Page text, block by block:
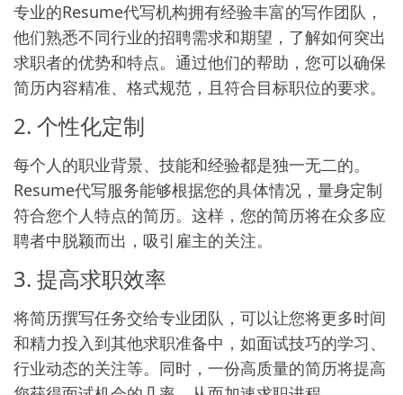
专业的Resume代写机构拥有经验丰富的写作团队，
他们熟悉不同行业的招聘需求和期望，了解如何突出
求职者的优势和特点。通过他们的帮助，您可以确保
简历内容精准、格式规范，且符合目标职位的要求。
2. 个性化定制
每个人的职业背景、技能和经验都是独一无二的。
Resume代写服务能够根据您的具体情况，量身定制
符合您个人特点的简历。这样，您的简历将在众多应
聘者中脱颖而出，吸引雇主的关注。
3. 提高求职效率
将简历撰写任务交给专业团队，可以让您将更多时间
和精力投入到其他求职准备中，如面试技巧的学习、
行业动态的关注等。同时，一份高质量的简历将提高